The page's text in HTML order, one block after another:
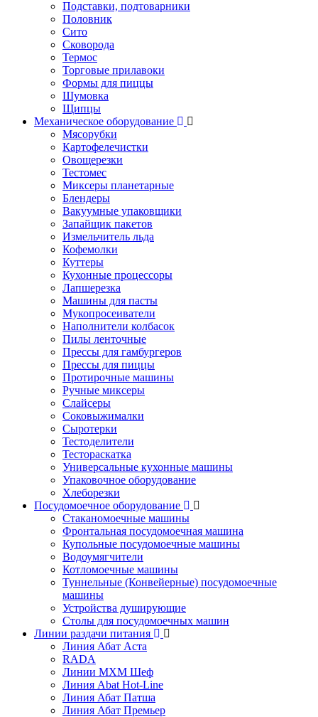
Подставки, подтоварники
Половник
Сито
Сковорода
Термос
Торговые прилавоки
Формы для пиццы
Шумовка
Щипцы
Механическое оборудование
Мясорубки
Картофелечистки
Овощерезки
Тестомес
Миксеры планетарные
Блендеры
Вакуумные упаковщики
Запайщик пакетов
Измельчитель льда
Кофемолки
Куттеры
Кухонные процессоры
Лапшерезка
Машины для пасты
Мукопросеиватели
Наполнители колбасок
Пилы ленточные
Прессы для гамбургеров
Прессы для пиццы
Протирочные машины
Ручные миксеры
Слайсеры
Соковыжималки
Сыротерки
Тестоделители
Тестораскатка
Универсальные кухонные машины
Упаковочное оборудование
Хлеборезки
Посудомоечное оборудование
Стаканомоечные машины
Фронтальная посудомоечная машина
Купольные посудомоечные машины
Водоумягчители
Котломоечные машины
Туннельные (Конвейерные) посудомоечные
машины
Устройства душирующие
Столы для посудомоечных машин
Линии раздачи питания
Линия Абат Аста
RADA
Линии МХМ Шеф
Линия Abat Hot-Line
Линия Абат Патша
Линия Абат Премьер